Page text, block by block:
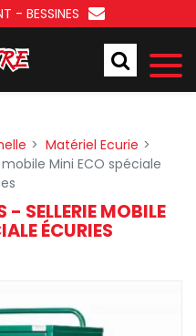
- BESSINES
Matériel Ecurie
Mini ECO spéciale
- SELLERIE MOBILE
ÉCURIES